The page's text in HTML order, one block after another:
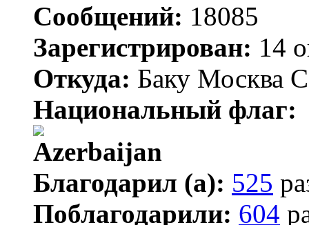
Сообщений: 18085
Зарегистрирован: 14
Откуда: Баку Москва
Национальный флаг:
Благодарил (а): 525
Поблагодарили: 604